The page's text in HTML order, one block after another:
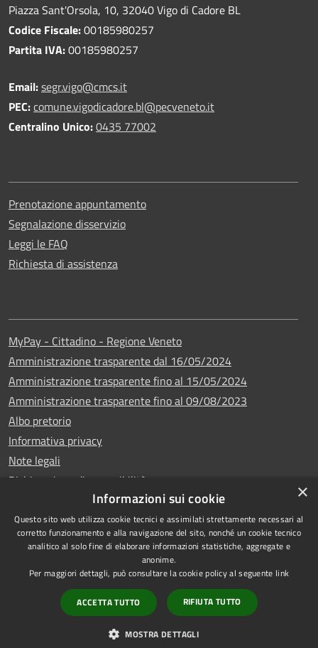
Piazza Sant'Orsola, 10, 32040 Vigo di Cadore BL
Codice Fiscale:00185980257
Partita IVA:00185980257
Email:segr.vigo@cmcs.it
PEC:comune.vigodicadore.bl@pecveneto.it
Centralino Unico:0435 77002
Prenotazione appuntamento
Segnalazione disservizio
Leggi le FAQ
Richiesta di assistenza
MyPay - Cittadino - Regione Veneto
Amministrazione trasparente dal 16/05/2024
Amministrazione trasparente fino al 15/05/2024
Amministrazione trasparente fino al 09/08/2023
Albo pretorio
Informativa privacy
Note legali
Dichiarazione di accessibilità
RSS
Accessibilità
Copyright © 2024
•Comune di Vigo di
Cadore• Powered
by Municipium •
×
Informazioni sui cookie
Questo sito web utilizza cookie tecnici e assimilati strettamente necessari al
corretto funzionamento e alla navigazione del sito, nonché un cookie tecnico
analitico al solo fine di elaborare informazioni statistiche, aggregate e
anonime.
Per maggiori dettagli, può consultare la cookie policy al seguente link
ACCETTA TUTTO RIFIUTA TUTTO
MOSTRA DETTAGLI